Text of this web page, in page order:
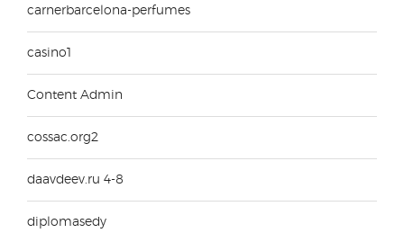
carnerbarcelona-perfumes
casino1
Content Admin
cossac.org2
daavdeev.ru 4-8
diplomasedy